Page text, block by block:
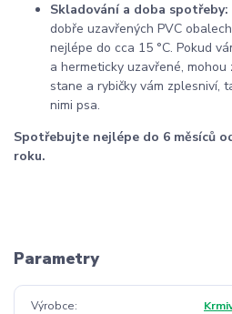
Skladování a doba spotřeby:
dobře uzavřených PVC
nejlépe do cca 15 °C. Pokud
a hermeticky uzavřené,
stane a rybičky vám zplesniví,
nimi psa.
Spotřebujte nejlépe do 6 měsíců
roku.
Parametry
Výrobce